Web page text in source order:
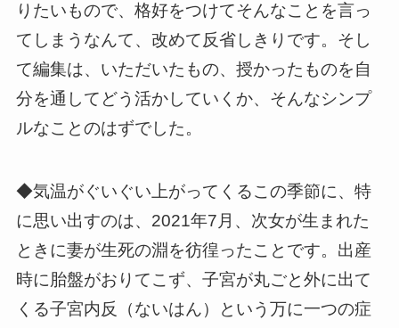
りたいもので、格好をつけてそんなことを言っ
てしまうなんて、改めて反省しきりです。そし
て編集は、いただいたもの、授かったものを自
分を通してどう活かしていくか、そんなシンプ
ルなことのはずでした。
◆気温がぐいぐい上がってくるこの季節に、特
に思い出すのは、2021年7月、次女が生まれた
ときに妻が生死の淵を彷徨ったことです。出産
時に胎盤がおりてこず、子宮が丸ごと外に出て
くる子宮内反（ないはん）という万に一つの症